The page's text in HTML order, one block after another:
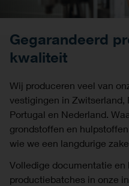
Gegarandeerd
kwaliteit
Wij produceren veel van
vestigingen in Zwitserland,
Portugal en Nederland.
grondstoffen en
wie we een langdurige
Volledige documentatie en
productiebatches in onze